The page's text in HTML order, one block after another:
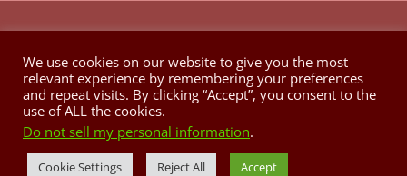
Facebook
X YouTubeInstagram
We use cookies on our website to give you the most
relevant experience by remembering your preferences
and repeat visits. By clicking “Accept”, you consent to the
use of ALL the cookies.
Do not sell my personal information.
Cookie Settings Reject All Accept